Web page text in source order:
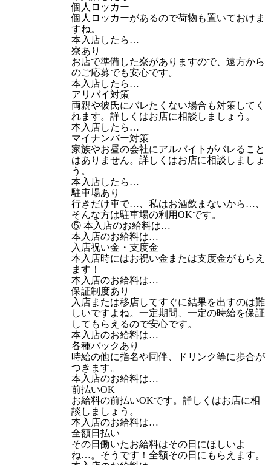
個人ロッカー
個人ロッカーがあるので荷物も置いておけま
すね。
本入店したら…
寮あり
お店で準備した寮がありますので、遠方から
のご応募でも安心です。
本入店したら…
アリバイ対策
両親や彼氏にバレたくない場合も対策してく
れます。詳しくはお店に相談しましょう。
本入店したら…
マイナンバー対策
家族やお昼の会社にアルバイトがバレること
はありません。詳しくはお店に相談しましょ
う。
本入店したら…
駐車場あり
行きだけ車で…、私はお酒飲まないから…、
そんな方は駐車場の利用OKです。
⑤ 本入店のお給料は…
本入店のお給料は…
入店祝い金・支度金
本入店時にはお祝い金または支度金がもらえ
ます！
本入店のお給料は…
保証制度あり
入店または移店してすぐに結果を出すのは難
しいですよね。一定期間、一定の時給を保証
してもらえるので安心です。
本入店のお給料は…
各種バックあり
時給の他に指名や同伴、ドリンク等に歩合が
つきます。
本入店のお給料は…
前払いOK
お給料の前払いOKです。詳しくはお店に相
談しましょう。
本入店のお給料は…
全額日払い
その日働いたお給料はその日にほしいよ
ね…。そうです！全額その日にもらえます。